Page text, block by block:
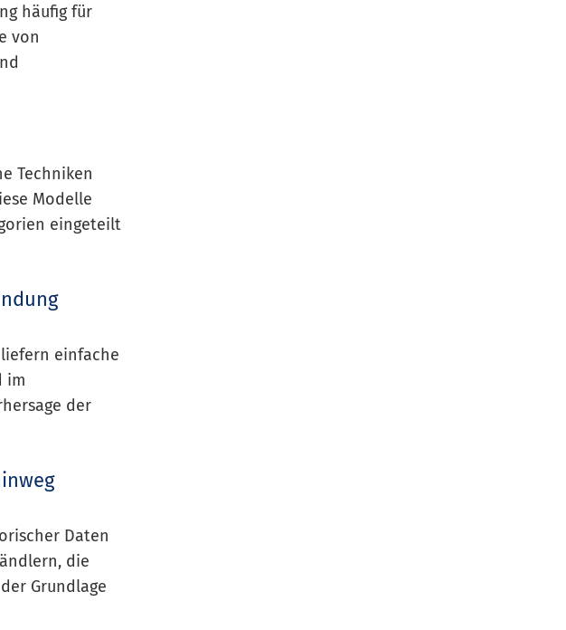
häufig für
von
Techniken
Modelle
eingeteilt
einfache
im
der
Daten
die
Grundlage